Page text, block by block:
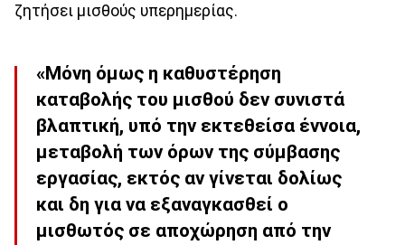
ζητήσει μισθούς υπερημερίας.
«Μόνη όμως η καθυστέρηση
καταβολής του μισθού δεν συνιστά
βλαπτική, υπό την εκτεθείσα έννοια,
μεταβολή των όρων της σύμβασης
εργασίας, εκτός αν γίνεται δολίως
και δη για να εξαναγκασθεί ο
μισθωτός σε αποχώρηση από την